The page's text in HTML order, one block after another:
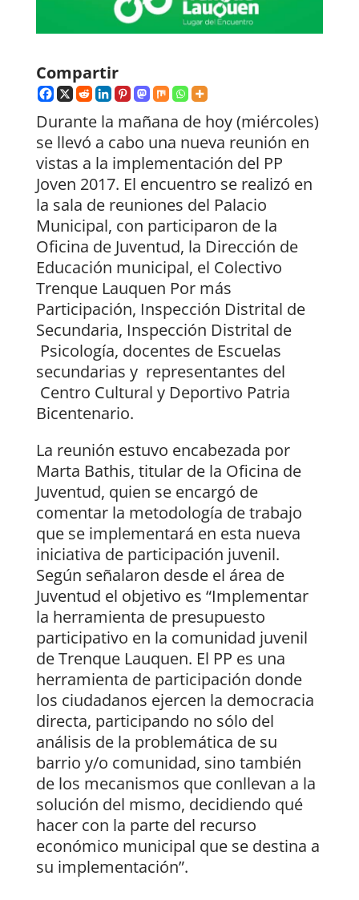
Compartir
Durante la mañana de hoy (miércoles)
se llevó a cabo una nueva reunión en
vistas a la implementación del PP
Joven 2017. El encuentro se realizó en
la sala de reuniones del Palacio
Municipal, con participaron de la
Oficina de Juventud, la Dirección de
Educación municipal, el Colectivo
Trenque Lauquen Por más
Participación, Inspección Distrital de
Secundaria, Inspección Distrital de
Psicología, docentes de Escuelas
secundarias y representantes del
Centro Cultural y Deportivo Patria
Bicentenario.
La reunión estuvo encabezada por
Marta Bathis, titular de la Oficina de
Juventud, quien se encargó de
comentar la metodología de trabajo
que se implementará en esta nueva
iniciativa de participación juvenil.
Según señalaron desde el área de
Juventud el objetivo es “Implementar
la herramienta de presupuesto
participativo en la comunidad juvenil
de Trenque Lauquen. El PP es una
herramienta de participación donde
los ciudadanos ejercen la democracia
directa, participando no sólo del
análisis de la problemática de su
barrio y/o comunidad, sino también
de los mecanismos que conllevan a la
solución del mismo, decidiendo qué
hacer con la parte del recurso
económico municipal que se destina a
su implementación”.